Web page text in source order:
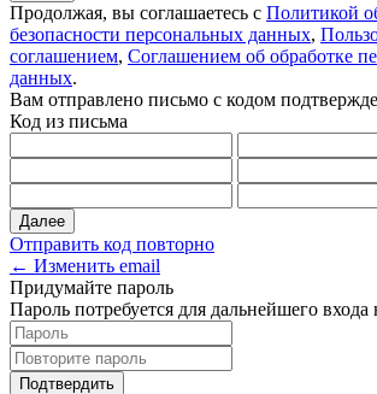
Продолжая, вы соглашаетесь с Политикой
безопасности персональных данных,
соглашением, Соглашением об обработке
данных.
Вам отправлено письмо с кодом
Код из письма
Далее
Отправить код повторно
← Изменить email
Придумайте пароль
Пароль потребуется для дальнейшего входа
Подтвердить